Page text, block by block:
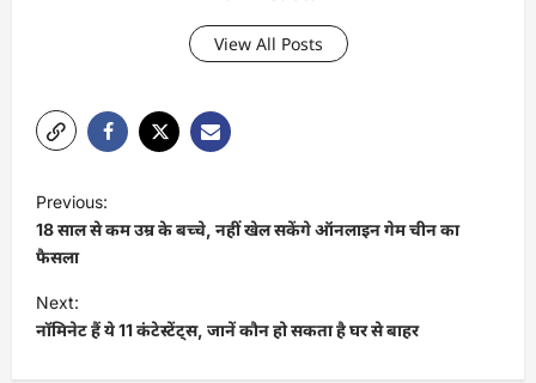
View All Posts
o
s
t
n
a
Previous:
18 साल से कम उम्र के बच्चे, नहीं खेल सकेंगे ऑनलाइन गेम चीन का
फैसला
Next:
नॉमिनेट हैं ये 11 कंटेस्टेंट्स, जानें कौन हो सकता है घर से बाहर